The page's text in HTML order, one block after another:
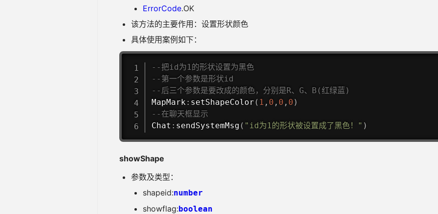
ErrorCode.OK
该方法的主要作用：设置形状颜色
具体使用案例如下：
--把id为1的形状设置为黑色
--第一个参数是形状id
--后三个参数是要改成的颜色，分别是R、G、B(红绿蓝)
MapMark: setShapeColor ( 1 , 0 , 0 , 0 )
--在聊天框显示
Chat : sendSystemMsg ( "id为1的形状被设置成了黑色！" )
showShape
参数及类型：
shapeid:number
showflag:boolean